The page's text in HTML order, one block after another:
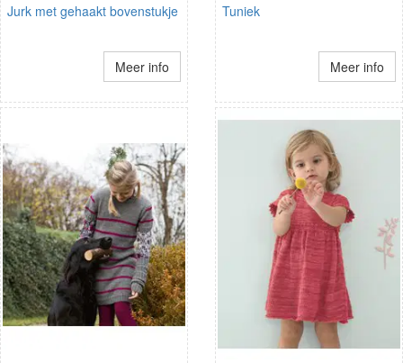
Jurk met gehaakt bovenstukje
Meer info
Tuniek
Meer info